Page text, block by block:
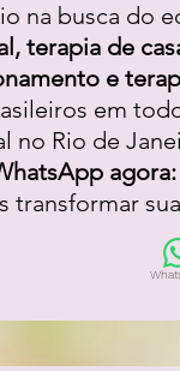
na busca do
terapia de
e
em
no Rio de
agora:
transformar